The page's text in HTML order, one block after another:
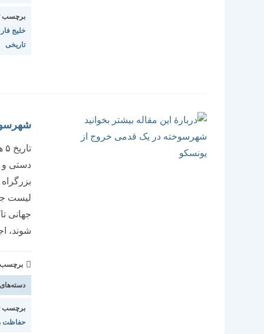
برچسب
خلیج
تاریخی
دستی و
لیست
جهانی
شوند،
برچسب
برچسب
حفاظت